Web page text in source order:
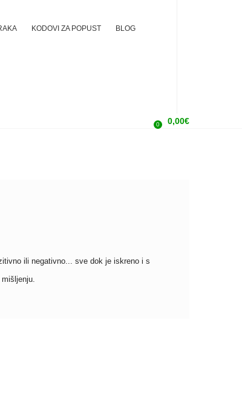
KODOVI ZA POPUST BLOG
0 0,00€
ili negativno... sve dok je iskreno i s